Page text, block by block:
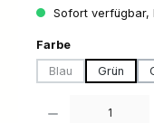
Sofort verfügbar,
Farbeauswählen
Blau
(Diese Option ist
Grün